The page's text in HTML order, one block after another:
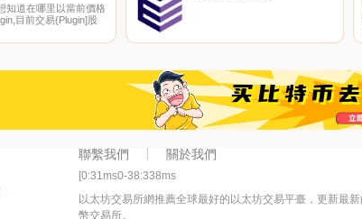
知道在哪里以當前價格
目前交易{Plugin]股
、XT.COM、
聯繫我們 關於我們
[0:31ms0-38:338ms
以太坊交易所網推薦全球最好的以太坊交易平臺，更新最
幣交易所。